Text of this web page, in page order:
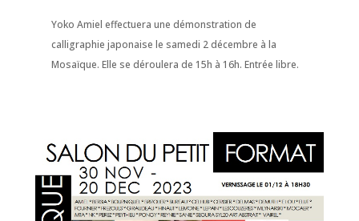
Yoko Amiel effectuera une démonstration de
calligraphie japonaise le samedi 2 décembre à la
Mosaïque. Elle se déroulera de 15h à 16h. Entrée libre.